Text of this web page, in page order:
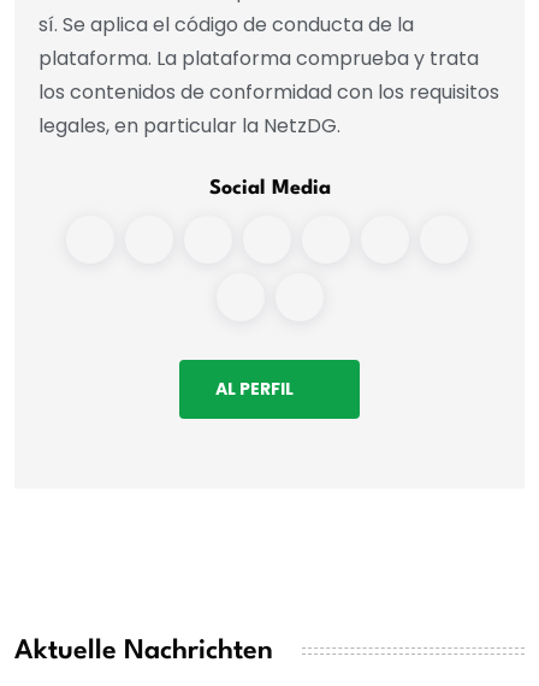
sí. Se aplica el código de conducta de la
plataforma. La plataforma comprueba y trata
los contenidos de conformidad con los requisitos
legales, en particular la NetzDG.
Social Media
AL PERFIL
Aktuelle Nachrichten